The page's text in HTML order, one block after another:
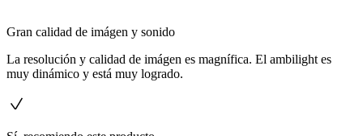
Gran calidad de imágen y sonido
La resolución y calidad de imágen es magnífica. El ambilight es
muy dinámico y está muy logrado.